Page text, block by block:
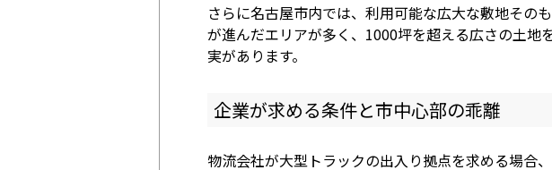
さらに名古屋市内では、利用可能な広大な敷地その
が進んだエリアが多く、1000坪を超える広さの土地
実があります。
企業が求める条件と市中心部の乖離
物流会社が大型トラックの出入り拠点を求める場合